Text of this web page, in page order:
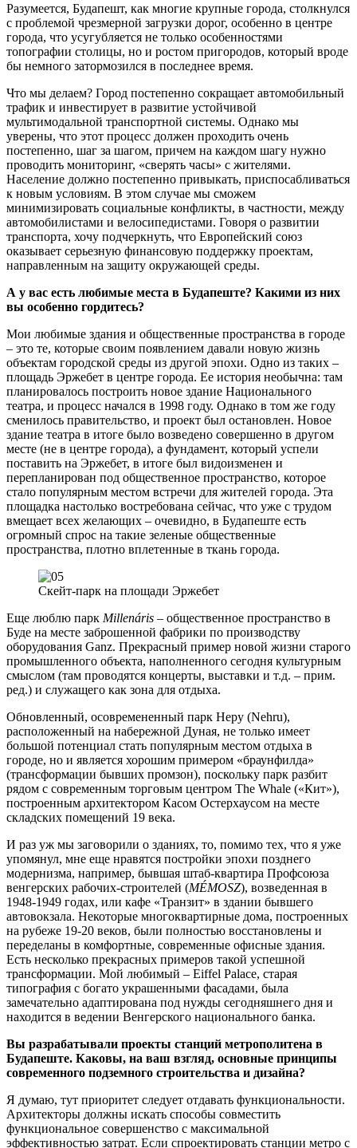
Разумеется, Будапешт, как многие крупные города, столкнулся
с проблемой чрезмерной загрузки дорог, особенно в центре
города, что усугубляется не только особенностями
топографии столицы, но и ростом пригородов, который вроде
бы немного затормозился в последнее время.
Что мы делаем? Город постепенно сокращает автомобильный
трафик и инвестирует в развитие устойчивой
мультимодальной транспортной системы. Однако мы
уверены, что этот процесс должен проходить очень
постепенно, шаг за шагом, причем на каждом шагу нужно
проводить мониторинг, «сверять часы» с жителями.
Население должно постепенно привыкать, приспосабливаться
к новым условиям. В этом случае мы сможем
минимизировать социальные конфликты, в частности, между
автомобилистами и велосипедистами. Говоря о развитии
транспорта, хочу подчеркнуть, что Европейский союз
оказывает серьезную финансовую поддержку проектам,
направленным на защиту окружающей среды.
А у вас есть любимые места в Будапеште? Какими из них
вы особенно гордитесь?
Мои любимые здания и общественные пространства в городе
– это те, которые своим появлением давали новую жизнь
объектам городской среды из другой эпохи. Одно из таких –
площадь Эржебет в центре города. Ее история необычна: там
планировалось построить новое здание Национального
театра, и процесс начался в 1998 году. Однако в том же году
сменилось правительство, и проект был остановлен. Новое
здание театра в итоге было возведено совершенно в другом
месте (не в центре города), а фундамент, который успели
поставить на Эржебет, в итоге был видоизменен и
перепланирован под общественное пространство, которое
стало популярным местом встречи для жителей города. Эта
площадка настолько востребована сейчас, что уже с трудом
вмещает всех желающих – очевидно, в Будапеште есть
огромный спрос на такие зеленые общественные
пространства, плотно вплетенные в ткань города.
Скейт-парк на площади Эржебет
Еще люблю парк Millenáris – общественное пространство в
Буде на месте заброшенной фабрики по производству
оборудования Ganz. Прекрасный пример новой жизни старого
промышленного объекта, наполненного сегодня культурным
смыслом (там проводятся концерты, выставки и т.д. – прим.
ред.) и служащего как зона для отдыха.
Обновленный, осовремененный парк Неру (Nehru),
расположенный на набережной Дуная, не только имеет
большой потенциал стать популярным местом отдыха в
городе, но и является хорошим примером «браунфилда»
(трансформации бывших промзон), поскольку парк разбит
рядом с современным торговым центром The Whale («Кит»),
построенным архитектором Касом Остерхаусом на месте
складских помещений 19 века.
И раз уж мы заговорили о зданиях, то, помимо тех, что я уже
упомянул, мне еще нравятся постройки эпохи позднего
модернизма, например, бывшая штаб-квартира Профсоюза
венгерских рабочих-строителей (MÉMOSZ), возведенная в
1948-1949 годах, или кафе «Транзит» в здании бывшего
автовокзала. Некоторые многоквартирные дома, построенных
на рубеже 19-20 веков, были полностью восстановлены и
переделаны в комфортные, современные офисные здания.
Есть несколько прекрасных примеров такой успешной
трансформации. Мой любимый – Eiffel Palace, старая
типография с богато украшенными фасадами, была
замечательно адаптирована под нужды сегодняшнего дня и
находится в ведении Венгерского национального банка.
Вы разрабатывали проекты станций метрополитена в
Будапеште. Каковы, на ваш взгляд, основные принципы
современного подземного строительства и дизайна?
Я думаю, тут приоритет следует отдавать функциональности.
Архитекторы должны искать способы совместить
функциональное совершенство с максимальной
эффективностью затрат. Если спроектировать станции метро с